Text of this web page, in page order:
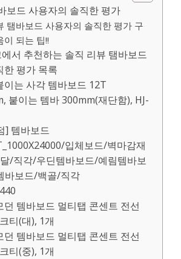
보드 사용자의 솔직한 평가
탬바보드 사용자의 솔직한 평가 구
이 되는 팁!!
서 추천하는 솔직 리뷰 탬바보드
한 평가 목록
이는 사각 템바보드 12T
붙이는 템바 300mm(재단함), HJ-
] 템바보드
입체보드/벽마감재
/직각/우딘템바보드/예림템바보
바보드/백골/직각
던 템바보드 멀티탭 콘센트 전선
티(대), 1개
던 템바보드 멀티탭 콘센트 전선
티(중), 1개